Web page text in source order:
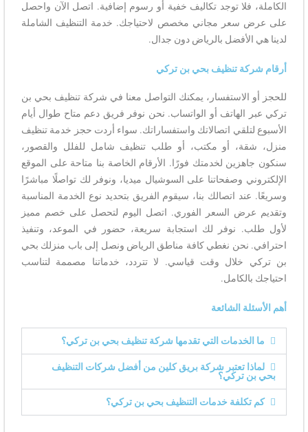
الكاملة، فلا توجد تكاليف خفية أو رسوم إضافية. اتصل الآن واحصل
على عرض سعر مجاني مخصص لاحتياجك. خدمة التنظيف الشاملة
لدينا هي الأفضل بالرياض دون جدال.
أرقام شركة تنظيف بحي بن تركي
للحجز أو الاستفسار، يمكنك التواصل معنا في شركة تنظيف بحي بن
تركي عبر الهاتف أو الواتساب. نحن نوفر فريق دعم متاح طوال أيام
الأسبوع لتلقي اتصالاتك واستفساراتك. سواء أردت حجز خدمة تنظيف
منزل، شقة، أو مكتب، أو طلب تنظيف شامل للفلل والقصور،
سنكون جاهزين لخدمتك فورًا. الأرقام الخاصة بنا متاحة على الموقع
الإلكتروني وصفحاتنا على السوشيال ميديا، ونوفر لك تواصلًا مباشرًا
وسريعًا. عند اتصالك بنا، سيقوم الفريق بتحديد نوع الخدمة المناسبة
وتقديم عرض السعر الفوري. اتصل اليوم لتحصل على خصم مميز
لأول طلب. نوفر لك استجابة سريعة، حضور في الموعد، وتنفيذ
احترافي. نحن نغطي كافة مناطق الرياض ونصل إلى باب منزلك بحي
بن تركي خلال وقت قياسي. لا تتردد، خدماتنا مصممة لتناسب
احتياجك بالكامل.
أهم الأسئلة الشائعة
ما الخدمات التي تقدمها شركة تنظيف بحي بن تركي؟
لماذا تعتبر شركة بريق كلين من أفضل شركات التنظيف
بحي بن تركي؟
كم تكلفة خدمات التنظيف بحي بن تركي؟